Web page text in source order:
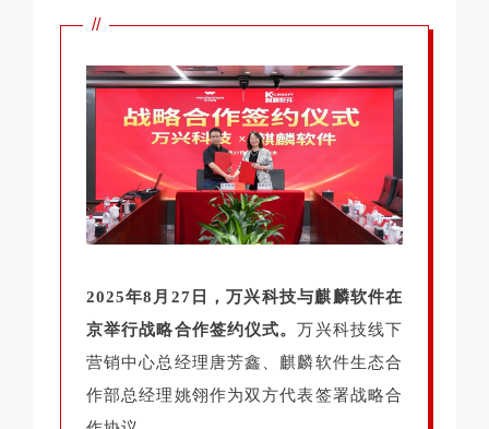
//
2025年8月27日，万兴科技与麒麟软件在
京举行战略合作签约仪式。万兴科技线下
营销中心总经理唐芳鑫、麒麟软件生态合
作部总经理姚翎作为双方代表签署战略合